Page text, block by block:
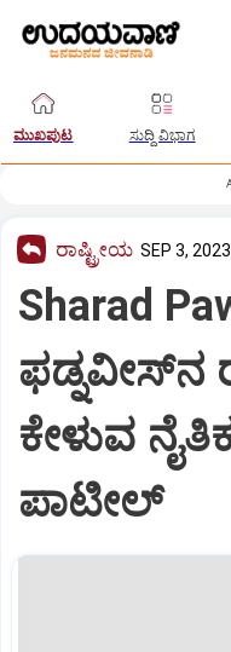
ಮುಖಪುಟ ಸುದ್ದಿ ವಿಭಾಗ
ರಾಷ್ಟ್ರೀಯ SEP 3,
Sharad
ಫಡ್ನವೀಸ್‌ನ
ಕೇಳುವ
ಪಾಟೀಲ್‌